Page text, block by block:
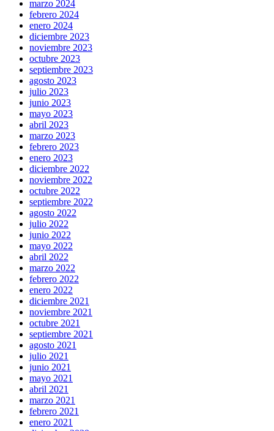
marzo 2024
febrero 2024
enero 2024
diciembre 2023
noviembre 2023
octubre 2023
septiembre 2023
agosto 2023
julio 2023
junio 2023
mayo 2023
abril 2023
marzo 2023
febrero 2023
enero 2023
diciembre 2022
noviembre 2022
octubre 2022
septiembre 2022
agosto 2022
julio 2022
junio 2022
mayo 2022
abril 2022
marzo 2022
febrero 2022
enero 2022
diciembre 2021
noviembre 2021
octubre 2021
septiembre 2021
agosto 2021
julio 2021
junio 2021
mayo 2021
abril 2021
marzo 2021
febrero 2021
enero 2021